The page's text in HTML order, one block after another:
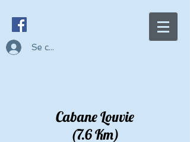
Se connecter
Cabane Louvie
(7.6 Km)